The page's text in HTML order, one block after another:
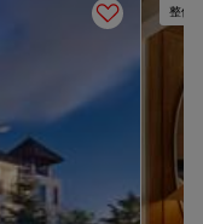
整修